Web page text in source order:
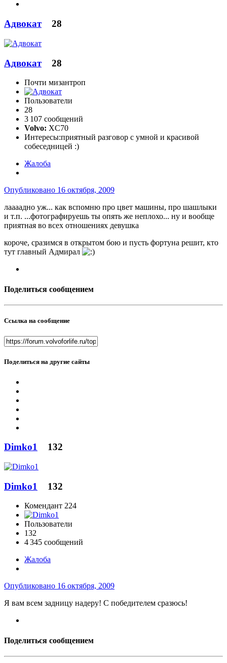
Адвокат 28
Адвокат 28
Почти мизантроп
Пользователи
28
3 107 сообщений
Volvo: XC70
Интересы:приятный разговор с умной и красивой
собеседницей :)
Жалоба
Опубликовано 16 октября, 2009
лаааадно уж... как вспомню про цвет машины, про шашлыки
и т.п. ...фотографируешь ты опять же неплохо... ну и вообще
приятная во всех отношениях девушка
короче, сразимся в открытом бою и пусть фортуна решит, кто
тут главный Адмирал
Поделиться сообщением
Ссылка на сообщение
Поделиться на другие сайты
Dimko1 132
Dimko1 132
Комендант 224
Пользователи
132
4 345 сообщений
Жалоба
Опубликовано 16 октября, 2009
Я вам всем задницу надеру! С победителем сразюсь!
Поделиться сообщением